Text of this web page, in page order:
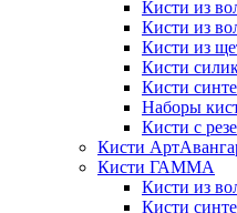
Кисти из
Кисти из
Кисти из
Кисти
Кисти
Наборы
Кисти с
Кисти
Кисти ГАММА
Кисти из
Кисти